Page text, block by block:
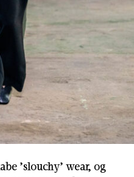
’slouchy’ wear, og